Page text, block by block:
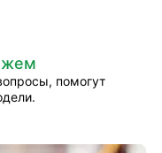
помогут